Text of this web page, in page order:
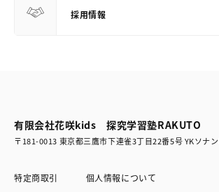
採用情報
有限会社花咲kids 探究学習塾RAKUTO
〒181-0013 東京都三鷹市下連雀3丁目22番5号 YKソナ
特定商取引 個人情報について